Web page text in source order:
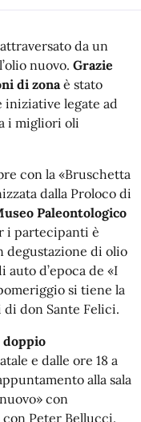
da un
nuovo. Grazie
di zonaè stato
iniziative legate ad
i migliori oli
con la «Bruschetta
dalla Proloco di
Paleontologico
i partecipanti è
degustazione di olio
auto d’epoca de «I
si tiene la
don Sante Felici.
doppio
e dalle ore 18 a
alla sala
con
Peter Bellucci.